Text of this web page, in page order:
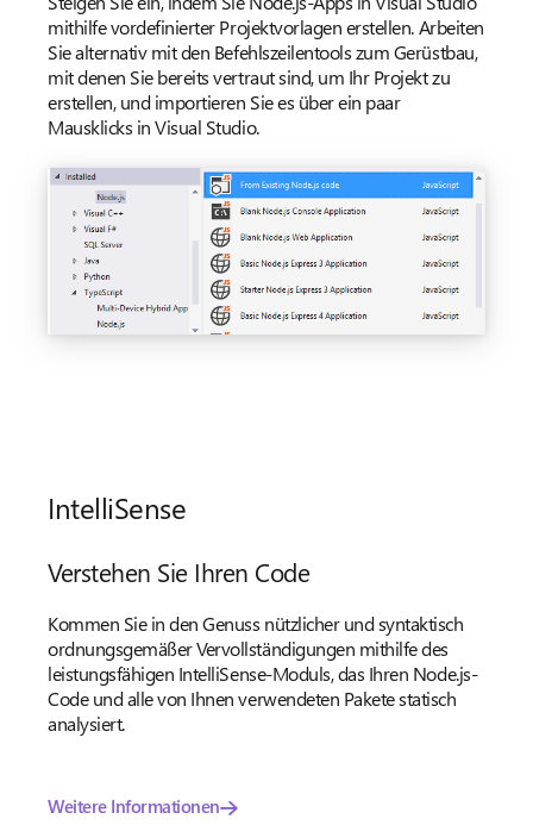
mithilfe vordefinierter Projektvorlagen erstellen. Arbeiten
Sie alternativ mit den Befehlszeilentools zum Gerüstbau,
mit denen Sie bereits vertraut sind, um Ihr Projekt zu
erstellen, und importieren Sie es über ein paar
Mausklicks in Visual Studio.
IntelliSense
Verstehen Sie Ihren Code
Kommen Sie in den Genuss nützlicher und syntaktisch
ordnungsgemäßer Vervollständigungen mithilfe des
leistungsfähigen IntelliSense-Moduls, das Ihren Node.js-
Code und alle von Ihnen verwendeten Pakete statisch
analysiert.
Weitere Informationen